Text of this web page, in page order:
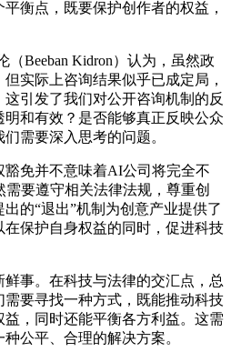
衡点，既要保护创作者的权益，
Beeban Kidron）认为，虽然政
实际上咨询结果似乎已成定局，
引发了我们对公开咨询机制的反
和有效？是否能够真正反映公众
需要深入思考的问题。
免并不意味着AI公司将完全不
要遵守相关法律法规，尊重创
的“退出”机制为创意产业提供了
保护自身权益的同时，促进科技
事。在科技与法律的交汇点，总
要寻找一种方式，既能推动科技
，同时还能平衡各方利益。这需
公平、合理的解决方案。